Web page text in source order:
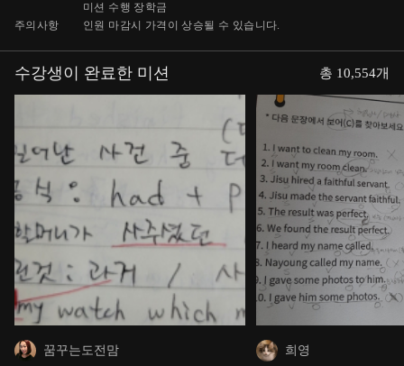
미션 수행 장학금
주의사항
인원 마감시 가격이 상승될 수 있습니다.
수강생이 완료한 미션 총 10,554개
꿈꾸는도전맘
희영